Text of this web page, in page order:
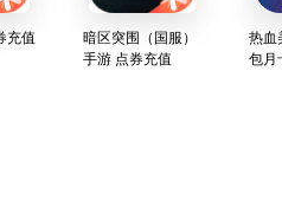
充值
暗区突围（国服）
手游 点券充值
热血
包月